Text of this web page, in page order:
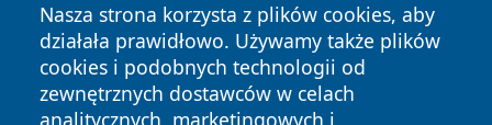
Nasza strona korzysta z plików cookies, aby
działała prawidłowo. Używamy także plików
cookies i podobnych technologii od
zewnętrznych dostawców w celach
analitycznych, marketingowych i
Copyright © 2026 przemyslonline.pl Wszystkie prawa